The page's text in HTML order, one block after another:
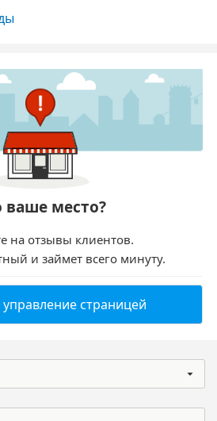
ваше место?
на отзывы клиентов.
и займет всего минуту.
страницей